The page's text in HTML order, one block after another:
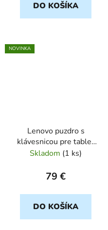
DO KOŠÍKA
NOVINKA
Lenovo puzdro s
klávesnicou pre tablet
Lenovo TAB P11 2nd
Skladom (1 ks)
79 €
DO KOŠÍKA